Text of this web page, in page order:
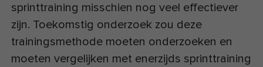
sprinttraining misschien nog veel effectiever
zijn. Toekomstig onderzoek zou deze
trainingsmethode moeten onderzoeken en
moeten vergelijken met enerzijds sprinttraining